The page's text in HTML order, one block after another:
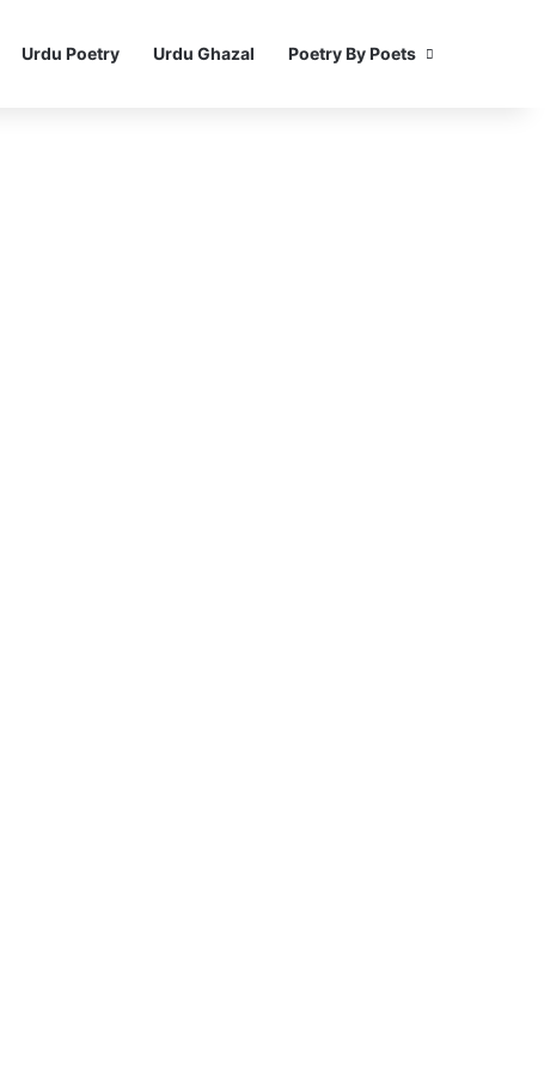
Urdu Poetry Urdu Ghazal Poetry By Poets